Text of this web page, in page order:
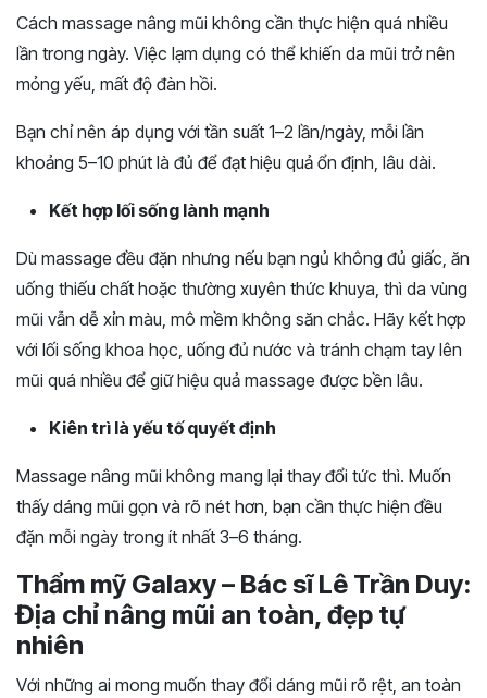
Cách massage nâng mũi không cần thực hiện quá nhiều
lần trong ngày. Việc lạm dụng có thể khiến da mũi trở nên
mỏng yếu, mất độ đàn hồi.
Bạn chỉ nên áp dụng với tần suất 1–2 lần/ngày, mỗi lần
khoảng 5–10 phút là đủ để đạt hiệu quả ổn định, lâu dài.
Kết hợp lối sống lành mạnh
Dù massage đều đặn nhưng nếu bạn ngủ không đủ giấc, ăn
uống thiếu chất hoặc thường xuyên thức khuya, thì da vùng
mũi vẫn dễ xỉn màu, mô mềm không săn chắc. Hãy kết hợp
với lối sống khoa học, uống đủ nước và tránh chạm tay lên
mũi quá nhiều để giữ hiệu quả massage được bền lâu.
Kiên trì là yếu tố quyết định
Massage nâng mũi không mang lại thay đổi tức thì. Muốn
thấy dáng mũi gọn và rõ nét hơn, bạn cần thực hiện đều
đặn mỗi ngày trong ít nhất 3–6 tháng.
Thẩm mỹ Galaxy – Bác sĩ Lê Trần Duy:
Địa chỉ nâng mũi an toàn, đẹp tự
nhiên
Với những ai mong muốn thay đổi dáng mũi rõ rệt, an toàn